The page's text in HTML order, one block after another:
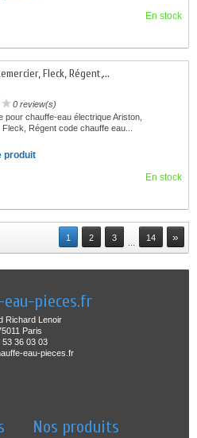
En stock
Fleck, Régent,...
0 review(s)
pour chauffe-eau électrique Ariston,
Fleck, Régent code chauffe eau...
produit
En stock
1 2 3 14 »
pieces.fr
Richard Lenoir
Paris
53 36 03 03
eau-pieces.fr
Nos produits